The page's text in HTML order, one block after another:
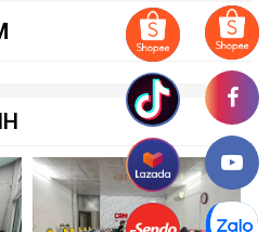
1050 Ti OCV1
đồ họa này được trang bị 4GB